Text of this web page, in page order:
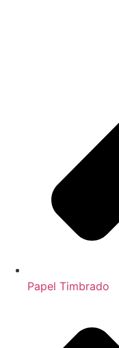
Papel Timbrado